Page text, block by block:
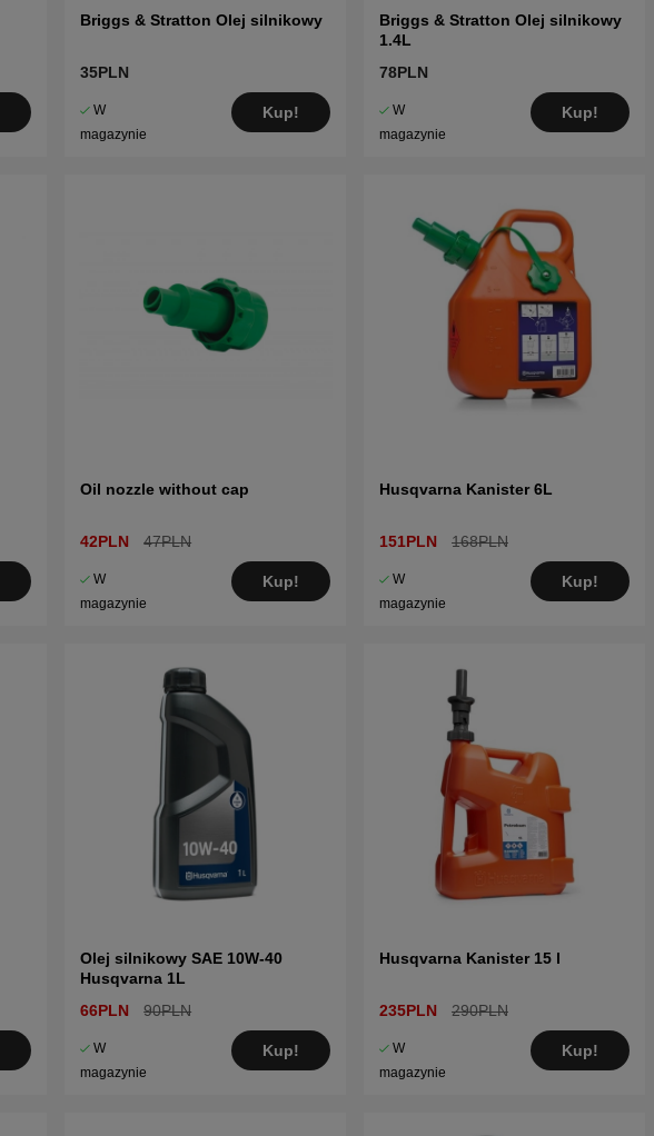
Briggs & Stratton Olej silnikowy
35PLN
W
magazynie
Kup!
Briggs & Stratton Olej silnikowy
1.4L
78PLN
W
magazynie
Kup!
Oil nozzle without cap
42PLN 47PLN
W
magazynie
Kup!
Husqvarna Kanister 6L
151PLN 168PLN
W
magazynie
Kup!
Olej silnikowy SAE 10W-40
Husqvarna 1L
66PLN
90PLN
W
magazynie
Kup!
Husqvarna Kanister 15 l
235PLN 290PLN
W
magazynie
Kup!